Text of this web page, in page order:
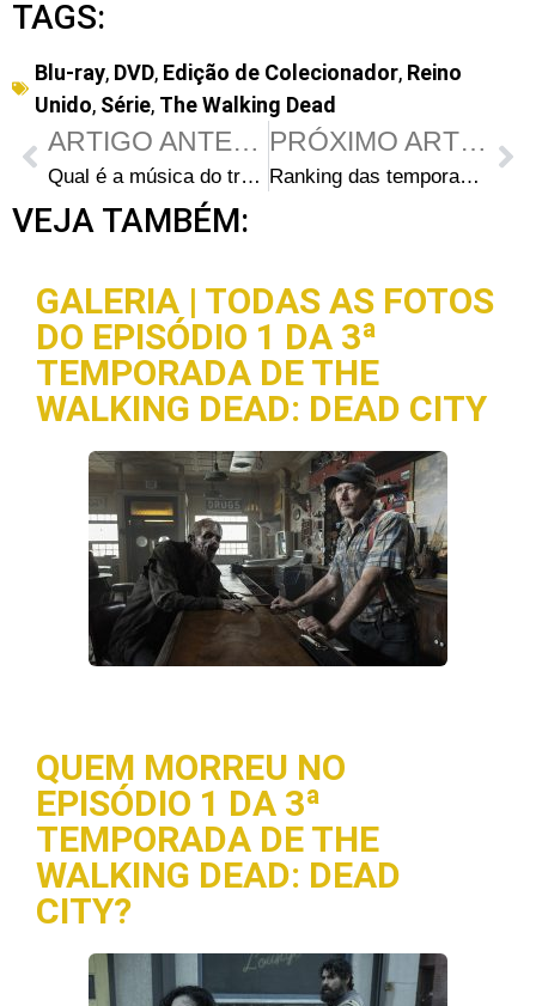
TAGS:
Blu-ray, DVD, Edição de Colecionador, Reino
Unido, Série, The Walking Dead
ARTIGO ANTERIOR
Qual é a música do trailer de The Walking Dead: Dead City?
PRÓXIMO ARTIGO
Ranking das temporadas de Fear the Walking Dead – da pior à melhor
VEJA TAMBÉM:
GALERIA | TODAS AS FOTOS
DO EPISÓDIO 1 DA 3ª
TEMPORADA DE THE
WALKING DEAD: DEAD CITY
QUEM MORREU NO
EPISÓDIO 1 DA 3ª
TEMPORADA DE THE
WALKING DEAD: DEAD
CITY?